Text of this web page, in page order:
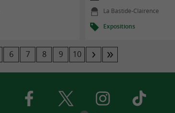
La Bastide-Clairence
Expositions
6 7 8 9 10